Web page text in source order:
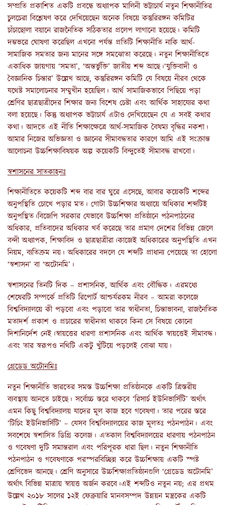
সম্প্রতি প্রকাশিত একটি প্রবন্ধে অধ্যাপক মালিনী ভট্টাচার্য নতুন শিক্ষানীতির
চুলচেরা বিশ্লেষণ করে দেখিয়েছেন অনেক বিষয়ে কস্তুরিরঙ্গন কমিটির
চাঁচাছোলা বয়ানে রাজনৈতিক সঠিকতার প্রলেপ লাগানো হয়েছে। কমিটি
দম্ভভরে ঘোষণা করেছিল এখনো পর্যন্ত প্রতিটি শিক্ষানীতি নাকি আর্থ-
সামাজিক সমতার জন্য মানের সঙ্গে সমঝোতা করেছে। নতুন শিক্ষানীতিতে
একাধিক জায়গায় ‘সমতা’, ‘অন্তর্ভুক্তি’ জাতীয় শব্দ আছে।‘যুক্তিবাদী ও
বৈজ্ঞানিক চিন্তার’ উল্লেখ আছে, কস্তুরিরঙ্গন কমিটি যে বিষয়ে নীরব থেকে
যথেষ্ট সমালোচনার সম্মুখীন হয়েছিল। আর্থ সামাজিকভাবে পিছিয়ে পড়া
শ্রেণির ছাত্রছাত্রীদের শিক্ষার জন্য বিশেষ চেষ্টা এবং আর্থিক সাহায্যের কথা
বলা হয়েছে। কিন্তু অধ্যাপক ভট্টাচার্য এটাও দেখিয়েছেন যে এ সবই কথার
কথা। আদতে এই নীতি শিক্ষাক্ষেত্রে আর্থ-সামাজিক বৈষম্য বৃদ্ধির নকশা।
আমার নিজের অভিজ্ঞতা ও জ্ঞানের সীমাবদ্ধতার কারণে আমি এই সংক্রান্ত
আলোচনা উচ্চশিক্ষাবিষয়ক অল্প কয়েকটি বিন্দুতেই সীমাবদ্ধ রাখবো।
স্বশাসনের সাতকাহনঃ
শিক্ষানীতিতে কয়েকটি শব্দ বার বার ঘুরে এসেছে, আবার কয়েকটি শব্দের
অনুপস্থিতি চোখে পড়ার মত। গোটা উচ্চশিক্ষার অধ্যায়ে অধিকার শব্দটিই
অনুপস্থিত।বিজেপি সরকার যেভাবে উচ্চশিক্ষা প্রতিষ্ঠানে পঠনপাঠনের
অধিকার, প্রতিবাদের অধিকার খর্ব করেছে তার প্রমাণ দেশের বিভিন্ন জেলে
বন্দী অধ্যাপক, শিক্ষাবিদ ও ছাত্রছাত্রীরা।কাজেই অধিকারের অনুপস্থিতি এখন
নিয়ম, ব্যতিক্রম নয়। অধিকারের বদলে যে শব্দটি প্রাধান্য পেয়েছে তা হোলো
‘স্বশাসন’ বা ‘অটোনমি’।
স্বশাসনের তিনটি দিক – প্রশাসনিক, আর্থিক এবং বৌদ্ধিক। এরমধ্যে
শেষেরটি সম্পর্কে প্রতিটি রিপোর্ট আশ্চর্যরকম নীরব – আমরা কলেজে
বিশ্ববিদ্যালয়ে কী পড়বো এবং পড়াবো তার স্বাধীনতা, চিন্তাভাবনা, রাজনৈতিক
মতাদর্শ প্রকাশ ও প্রচারের স্বাধীনতা থাকবে কিনা সে বিষয়ে কোনো
দিশানির্দেশ নেই।স্বায়ত্তের ধারণা প্রশাসনিক এবং আর্থিক স্বায়ত্তেই সীমাবদ্ধ।
এবং তার স্বরূপও নথিটি একটু খুঁটিয়ে পড়লেই বোঝা যায়।
গ্রেডেড অটোনমিঃ
নতুন শিক্ষানীতি ভারতের সমস্ত উচ্চশিক্ষা প্রতিষ্ঠানকে একটি ত্রিস্তরীয়
ব্যবস্থায় আনতে চাইছে। সর্বোচ্চ স্তরে থাকবে ‘রিসার্চ ইউনিভার্সিটি’ অর্থাৎ
এমন কিছু বিশ্ববিদ্যালয় যাদের মূল কাজ হবে গবেষণা। তার পরের স্তরে
‘টিচিং ইউনিভার্সিটি’ – যেসব বিশ্ববিদ্যালয়ের কাজ মূলতঃ পঠনপাঠন। এবং
সবশেষে স্বশাসিত ডিগ্রি কলেজ। এতকাল বিশ্ববিদ্যালয়ের ধারণায় পঠনপাঠন
ও গবেষণা দুটি সমান্তরাল এবং পরিপূরক ধারা ছিল। নতুন শিক্ষানীতি
পঠনপাঠন ও গবেষণাকে পরস্পরবিচ্ছিন্ন করে উচ্চশিক্ষায় একটি স্পষ্ট
শ্রেণিভেদ আনছে। শ্রেণি অনুসারে উচ্চশিক্ষাপ্রতিষ্ঠানগুলি ‘গ্রেডেড অটোনমি’
অর্থাৎ বিভিন্ন মাত্রায় স্বায়ত্ত অর্জন করবে।এই শব্দটিও নতুন নয়; এর প্রথম
উল্লেখ ২০১৮ সালের ১২ই ফেব্রুয়ারি মানবসম্পদ উন্নয়ন মন্ত্রকের একটি